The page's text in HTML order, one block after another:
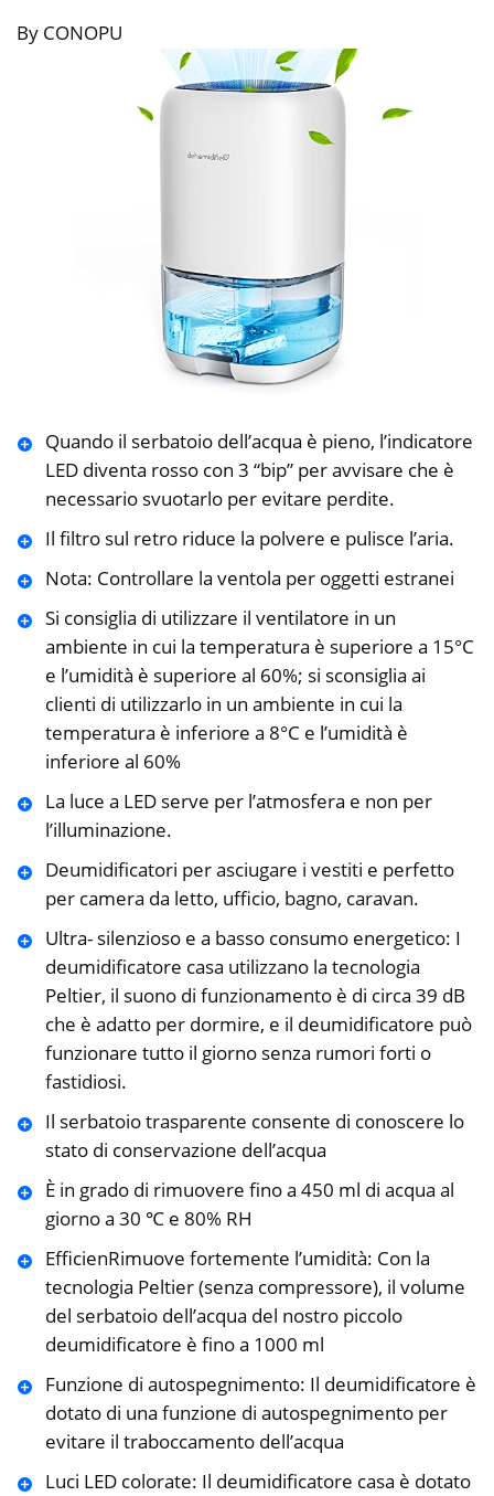
By CONOPU
Quando il serbatoio dell’acqua è pieno, l’indicatore
LED diventa rosso con 3 “bip” per avvisare che è
necessario svuotarlo per evitare perdite.
Il filtro sul retro riduce la polvere e pulisce l’aria.
Nota: Controllare la ventola per oggetti estranei
Si consiglia di utilizzare il ventilatore in un
ambiente in cui la temperatura è superiore a 15°C
e l’umidità è superiore al 60%; si sconsiglia ai
clienti di utilizzarlo in un ambiente in cui la
temperatura è inferiore a 8°C e l’umidità è
inferiore al 60%
La luce a LED serve per l’atmosfera e non per
l’illuminazione.
Deumidificatori per asciugare i vestiti e perfetto
per camera da letto, ufficio, bagno, caravan.
Ultra- silenzioso e a basso consumo energetico: I
deumidificatore casa utilizzano la tecnologia
Peltier, il suono di funzionamento è di circa 39 dB
che è adatto per dormire, e il deumidificatore può
funzionare tutto il giorno senza rumori forti o
fastidiosi.
Il serbatoio trasparente consente di conoscere lo
stato di conservazione dell’acqua
È in grado di rimuovere fino a 450 ml di acqua al
giorno a 30 ℃ e 80% RH
EfficienRimuove fortemente l’umidità: Con la
tecnologia Peltier (senza compressore), il volume
del serbatoio dell’acqua del nostro piccolo
deumidificatore è fino a 1000 ml
Funzione di autospegnimento: Il deumidificatore è
dotato di una funzione di autospegnimento per
evitare il traboccamento dell’acqua
Luci LED colorate: Il deumidificatore casa è dotato